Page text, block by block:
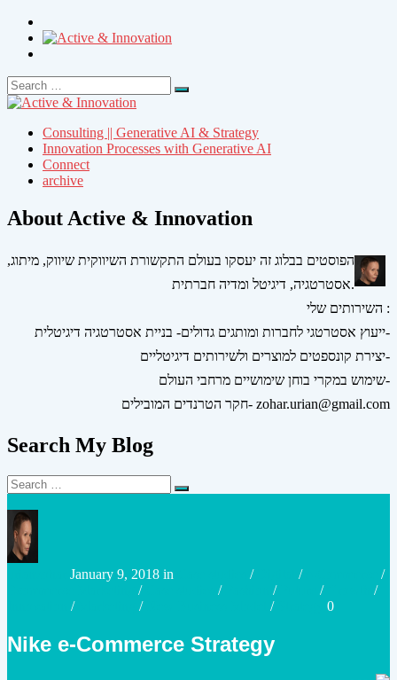
Search
for:
Search
Consulting || Generative AI & Strategy
Innovation Processes with Generative AI
Connect
archive
About Active & Innovation
הפוסטים בבלוג זה יעסקו בעולם התקשורת השיווקית שיווק, מיתוג,
אסטרטגיה, דיגיטל ומדיה חברתית.
השירותים שלי :
ייעוץ אסטרטגי לחברות ומותגים גדולים- בניית אסטרטגיה דיגיטלית-
יצירת קונספטים למוצרים ולשירותים דיגיטליים-
שימוש במקרי בוחן שימושיים מרחבי העולם-
חקר הטרנדים המובילים- zohar.urian@gmail.com
Search My Blog
Search
for:
Search
January 9, 2018 in / /
/
/ / / /
/
/ / / 0
Nike e-Commerce Strategy